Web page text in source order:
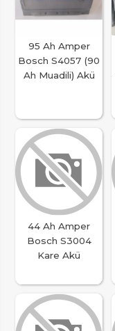
95 Ah Amper
Bosch S4057 (90
Ah Muadili) Akü
44 Ah Amper
Bosch S3004
Kare Akü